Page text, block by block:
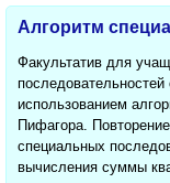
Алгоритм
Факультатив для
использованием
Пифагора.
специальных
вычисления суммы